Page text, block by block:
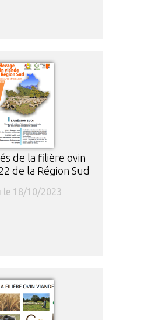
de la filière ovin
de la Région Sud
le 18/10/2023